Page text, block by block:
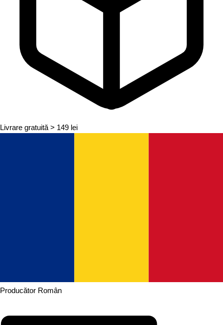
Livrare gratuită > 149 lei
Producător Român